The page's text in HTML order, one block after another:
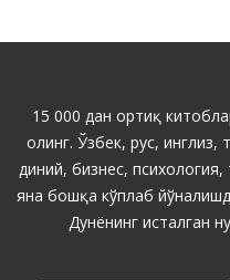
15 000 дан ортиқ
олинг. Ўзбек, рус,
диний, бизнес,
яна бошқа кўплаб
Дунёнинг исталган